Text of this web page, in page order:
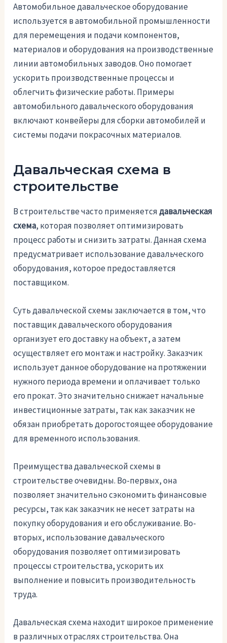
Автомобильное давальческое оборудование
используется в автомобильной промышленности
для перемещения и подачи компонентов,
материалов и оборудования на производственные
линии автомобильных заводов. Оно помогает
ускорить производственные процессы и
облегчить физические работы. Примеры
автомобильного давальческого оборудования
включают конвейеры для сборки автомобилей и
системы подачи покрасочных материалов.
Давальческая схема в
строительстве
В строительстве часто применяетсядавальческая
схема, которая позволяет оптимизировать
процесс работы и снизить затраты. Данная схема
предусматривает использование давальческого
оборудования, которое предоставляется
поставщиком.
Суть давальческой схемы заключается в том, что
поставщик давальческого оборудования
организует его доставку на объект, а затем
осуществляет его монтаж и настройку. Заказчик
использует данное оборудование на протяжении
нужного периода времени и оплачивает только
его прокат. Это значительно снижает начальные
инвестиционные затраты, так как заказчик не
обязан приобретать дорогостоящее оборудование
для временного использования.
Преимущества давальческой схемы в
строительстве очевидны. Во-первых, она
позволяет значительно сэкономить финансовые
ресурсы, так как заказчик не несет затраты на
покупку оборудования и его обслуживание. Во-
вторых, использование давальческого
оборудования позволяет оптимизировать
процессы строительства, ускорить их
выполнение и повысить производительность
труда.
Давальческая схема находит широкое применение
в различных отраслях строительства. Она